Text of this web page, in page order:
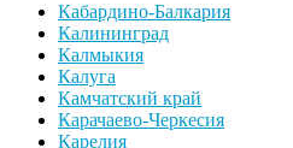
Кабардино-Балкария
Калининград
Калмыкия
Калуга
Камчатский край
Карачаево-Черкесия
Карелия